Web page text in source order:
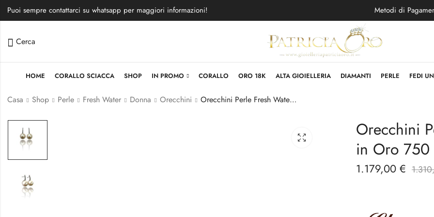
Puoi sempre contattarci su whatsapp per maggiori informazioni! Metodi di
Cerca
HOME CORALLO SCIACCA SHOP IN PROMO CORALLO ORO 18K ALTA GIOIELLERIA DIAMANTI PERLE FEDI
Casa Shop Perle Fresh Water Donna Orecchini Orecchini Perle Fresh Water con Diamanti in Oro 750
Orecchini
in Oro 750
1.179,00 €